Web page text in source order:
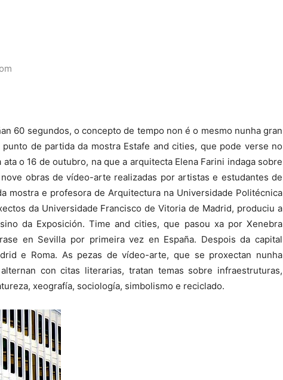
60 segundos, o concepto de tempo non é o mesmo nunha gran
de partida da mostra Estafe and cities, que pode verse no
o 16 de outubro, na que a arquitecta Elena Farini indaga sobre
obras de vídeo-arte realizadas por artistas e estudantes de
mostra e profesora de Arquitectura na Universidade Politécnica
da Universidade Francisco de Vitoria de Madrid, produciu a
da Exposición. Time and cities, que pasou xa por Xenebra
en Sevilla por primeira vez en España. Despois da capital
e Roma. As pezas de vídeo-arte, que se proxectan nunha
con citas literarias, tratan temas sobre infraestruturas,
xeografía, sociología, simbolismo e reciclado.